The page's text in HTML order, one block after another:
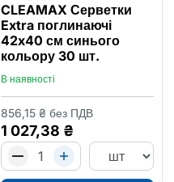
CLEAMAX Серветки
Extra поглинаючі
42x40 см синього
кольору 30 шт.
В наявності
1 027,38 ₴
856,15 ₴ без ПДВ